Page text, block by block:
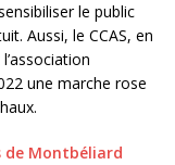
le public
Aussi, le CCAS, en
une marche rose
de Montbéliard